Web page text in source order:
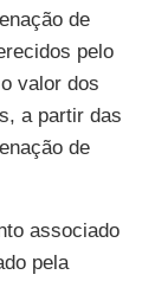
de
pelo
valor dos
a partir das
de
associado
pela